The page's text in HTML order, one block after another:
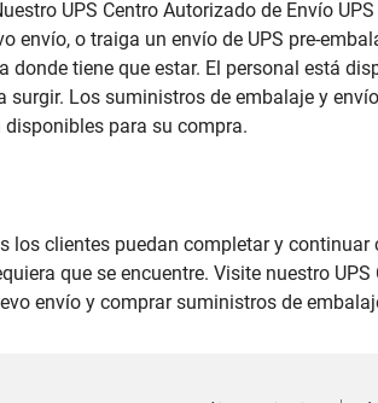
UPS Centro Autorizado de Envío UPS
envío, o traiga un envío de UPS pre-
tiene que estar. El personal está
Los suministros de embalaje y
para su compra.
los clientes puedan completar y continuar
que se encuentre. Visite nuestro UPS
envío y comprar suministros de